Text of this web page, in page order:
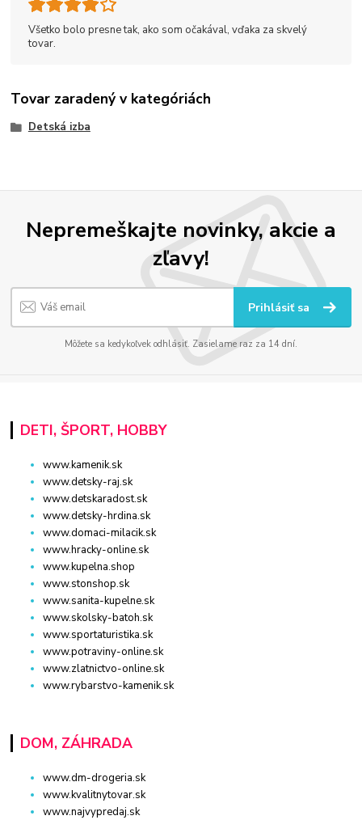
Všetko bolo presne tak, ako som očakával, vďaka za skvelý
tovar.
Tovar zaradený v kategóriách
Detská izba
Nepremeškajte novinky, akcie a
zľavy!
Prihlásiť sa
Môžete sa kedykoľvek odhlásiť. Zasielame raz za 14 dní.
DETI, ŠPORT, HOBBY
www.kamenik.sk
www.detsky-raj.sk
www.detskaradost.sk
www.detsky-hrdina.sk
www.domaci-milacik.sk
www.hracky-online.sk
www.kupelna.shop
www.stonshop.sk
www.sanita-kupelne.sk
www.skolsky-batoh.sk
www.sportaturistika.sk
www.potraviny-online.sk
www.zlatnictvo-online.sk
www.rybarstvo-kamenik.sk
DOM, ZÁHRADA
www.dm-drogeria.sk
www.kvalitnytovar.sk
www.najvypredaj.sk